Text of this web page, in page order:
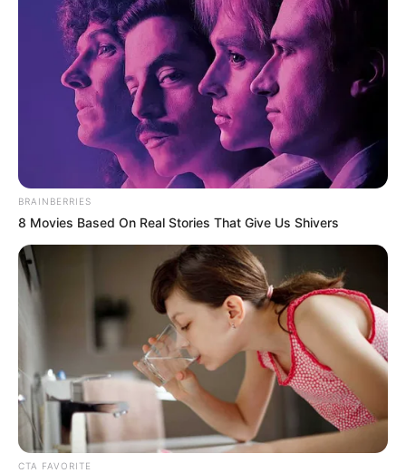
Friss hírek
Fekete VASÁRNAP! Bulizni
indultak, de soha nem tértek
haza: hat fiatal halt meg a
brutális balesetben
BRAINBERRIES
8 Movies Based On Real Stories That Give Us Shivers
CTA FAVORITE